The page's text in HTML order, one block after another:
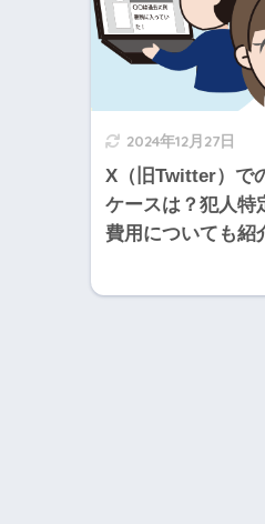
2024年12月27日
X（旧Twitter）で
ケースは？犯人特
費用についても紹